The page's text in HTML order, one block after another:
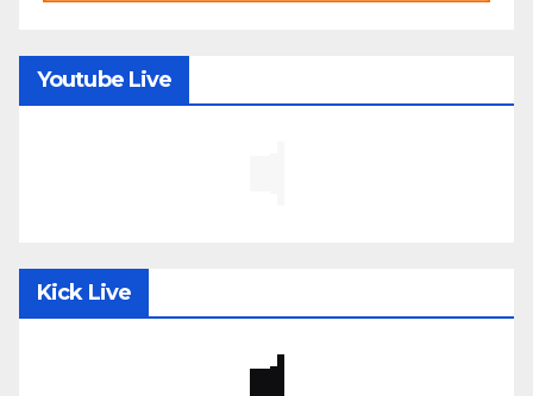
Youtube Live
Kick Live